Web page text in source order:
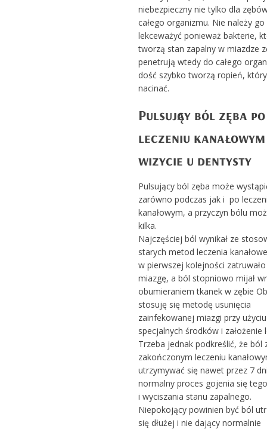
niebezpieczny nie tylko dla
całego organizmu. Nie należy go
lekceważyć ponieważ bakterie,
tworzą stan zapalny w miazdze
penetrują wtedy do całego
dość szybko tworzą ropień,
nacinać.
Pulsujący ból zęba po
leczeniu
wizycie u dentysty
Pulsujący ból zęba może
zarówno podczas jak i po
kanałowym, a przyczyn bólu
kilka.
Najczęściej ból wynikał ze
starych metod leczenia
w pierwszej kolejności
miazgę, a ból stopniowo mijał
obumieraniem tkanek w zębie
stosuję się metodę usunięcia
zainfekowanej miazgi przy użyciu
specjalnych środków i założenie
Trzeba jednak podkreślić, że ból
zakończonym leczeniu
utrzymywać się nawet przez 7
normalny proces gojenia się
i wyciszania stanu zapalnego.
Niepokojący powinien być ból
się dłużej i nie dający normalnie